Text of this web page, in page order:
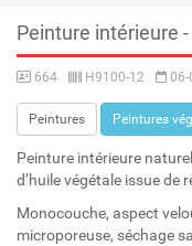
Peinture intérieure
664 H9100-12 06-
Peintures Peintures
Peinture intérieure
d’huile végétale issue de
Monocouche, aspect
microporeuse, séchage